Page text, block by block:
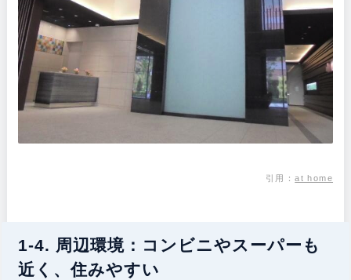
引用：at home
1-4. 周辺環境：コンビニやスーパーも
近く、住みやすい